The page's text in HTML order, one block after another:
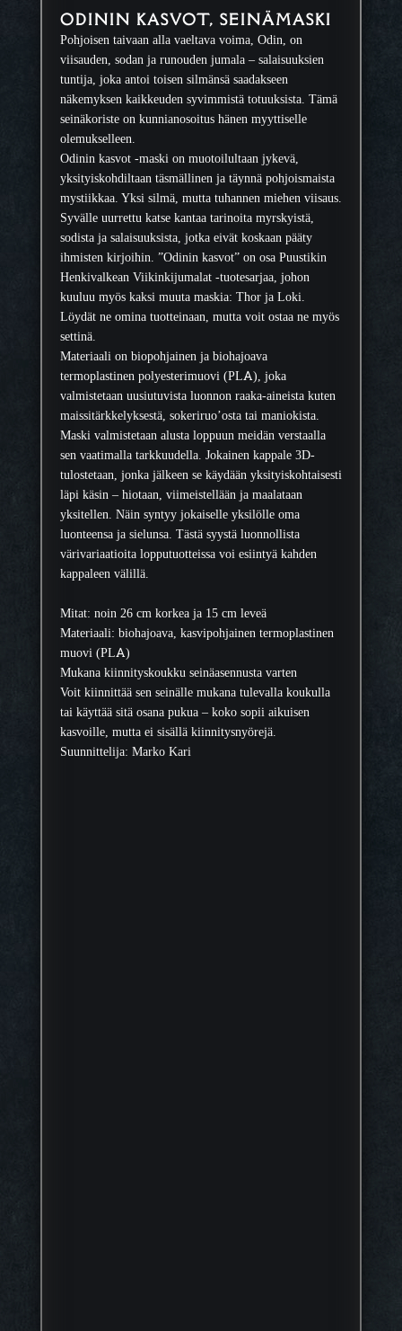
e
i
n
ä
m
a
s
k
i
m
ä
ä
r
ä
ODININ KASVOT, SEINÄMASKI
Pohjoisen taivaan alla vaeltava voima, Odin, on
viisauden, sodan ja runouden jumala – salaisuuksien
tuntija, joka antoi toisen silmänsä saadakseen
näkemyksen kaikkeuden syvimmistä totuuksista. Tämä
seinäkoriste on kunnianosoitus hänen myyttiselle
olemukselleen.
Odinin kasvot -maski on muotoilultaan jykevä,
yksityiskohdiltaan täsmällinen ja täynnä pohjoismaista
mystiikkaa. Yksi silmä, mutta tuhannen miehen viisaus.
Syvälle uurrettu katse kantaa tarinoita myrskyistä,
sodista ja salaisuuksista, jotka eivät koskaan pääty
ihmisten kirjoihin. ”Odinin kasvot” on osa Puustikin
Henkivalkean Viikinkijumalat -tuotesarjaa, johon
kuuluu myös kaksi muuta maskia: Thor ja Loki.
Löydät ne omina tuotteinaan, mutta voit ostaa ne myös
settinä.
Materiaali on biopohjainen ja biohajoava
termoplastinen polyesterimuovi (PLA), joka
valmistetaan uusiutuvista luonnon raaka-aineista kuten
maissitärkkelyksestä, sokeriruo’osta tai maniokista.
Maski valmistetaan alusta loppuun meidän verstaalla
sen vaatimalla tarkkuudella. Jokainen kappale 3D-
tulostetaan, jonka jälkeen se käydään yksityiskohtaisesti
läpi käsin – hiotaan, viimeistellään ja maalataan
yksitellen. Näin syntyy jokaiselle yksilölle oma
luonteensa ja sielunsa. Tästä syystä luonnollista
värivariaatioita lopputuotteissa voi esiintyä kahden
kappaleen välillä.
Mitat: noin 26 cm korkea ja 15 cm leveä
Materiaali: biohajoava, kasvipohjainen termoplastinen
muovi (PLA)
Mukana kiinnityskoukku seinäasennusta varten
Voit kiinnittää sen seinälle mukana tulevalla koukulla
tai käyttää sitä osana pukua – koko sopii aikuisen
kasvoille, mutta ei sisällä kiinnitysnyörejä.
Suunnittelija: Marko Kari